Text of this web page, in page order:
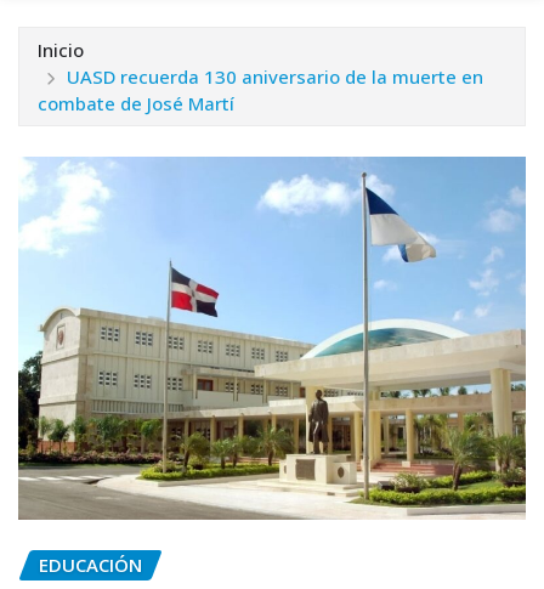
Inicio
UASD recuerda 130 aniversario de la muerte en
combate de José Martí
EDUCACIÓN